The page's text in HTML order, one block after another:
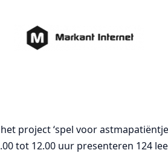
project ‘spel voor
tot 12.00 uur presenteren 124